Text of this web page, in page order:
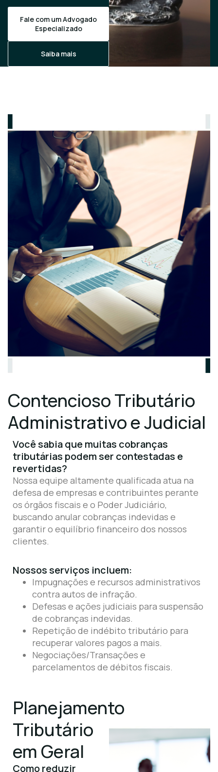
Fale com um Advogado
Especializado
Saiba mais
Contencioso Tributário
Administrativo e Judicial
Você sabia que muitas cobranças
tributárias podem ser contestadas e
revertidas?
Nossa equipe altamente qualificada atua na
defesa de empresas e contribuintes perante
os órgãos fiscais e o Poder Judiciário,
buscando anular cobranças indevidas e
garantir o equilíbrio financeiro dos nossos
clientes.
Nossos serviços incluem:
Impugnações e recursos administrativos
contra autos de infração.
Defesas e ações judiciais para suspensão
de cobranças indevidas.
Repetição de indébito tributário para
recuperar valores pagos a mais.
Negociações/Transações e
parcelamentos de débitos fiscais.
Planejamento
Tributário
em Geral
Como reduzir